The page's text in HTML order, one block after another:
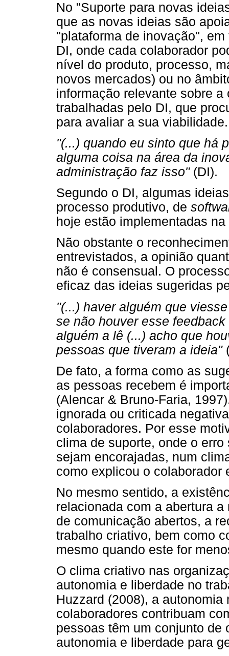
No "Suporte para novas
que as novas ideias são
"plataforma de inovação",
DI, onde cada colaborador
nível do produto, processo,
novos mercados) ou no
informação relevante sobre
trabalhadas pelo DI, que
para avaliar a sua viabilidade.
"(...) quando eu sinto que há
alguma coisa na área da
administração faz isso"(DI).
Segundo o DI, algumas
processo produtivo, de
hoje estão implementadas
Não obstante o
entrevistados, a opinião
não é consensual. O
eficaz das ideias sugeridas
"(...) haver alguém que
se não houver esse
alguém a lê (...) acho que
pessoas que tiveram a ideia"
De fato, a forma como as
as pessoas recebem é
(Alencar & Bruno-Faria,
ignorada ou criticada
colaboradores. Por esse
clima de suporte, onde o
sejam encorajadas, num
como explicou o colaborador
No mesmo sentido, a
relacionada com a abertura
de comunicação abertos, a
trabalho criativo, bem como
mesmo quando este for
O clima criativo nas
autonomia e liberdade no
Huzzard (2008), a
colaboradores contribuam
pessoas têm um conjunto de
autonomia e liberdade para